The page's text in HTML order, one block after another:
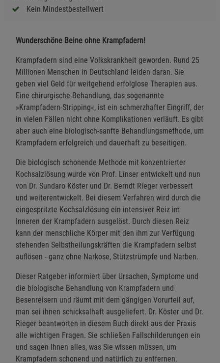
Kein Mindestbestellwert
Wunderschöne Beine ohne Krampfadern!
Krampfadern sind eine Volkskrankheit geworden. Rund 25
Millionen Menschen in Deutschland leiden daran. Sie
geben viel Geld für weitgehend erfolglose Therapien aus.
Eine chirurgische Behandlung, das sogenannte
»Krampfadern-Stripping«, ist ein schmerzhafter Eingriff, der
in vielen Fällen nicht ohne Komplikationen verläuft. Es gibt
aber auch eine biologisch-sanfte Behandlungsmethode, um
Krampfadern erfolgreich und dauerhaft zu beseitigen.
Die biologisch schonende Methode mit konzentrierter
Kochsalzlösung wurde von Prof. Linser entwickelt und nun
von Dr. Sundaro Köster und Dr. Berndt Rieger verbessert
und weiterentwickelt. Bei diesem Verfahren wird durch die
eingespritzte Kochsalzlösung ein intensiver Reiz im
Inneren der Krampfadern ausgelöst. Durch diesen Reiz
kann der menschliche Körper mit den ihm zur Verfügung
stehenden Selbstheilungskräften die Krampfadern selbst
auflösen - ganz ohne Narkose, Stützstrümpfe und Narben.
Dieser Ratgeber informiert über Ursachen, Symptome und
die biologische Behandlung von Krampfadern und
Besenreisern und räumt mit dem gängigen Vorurteil auf,
man sei ihnen schicksalhaft ausgeliefert. Dr. Köster und Dr.
Rieger beantworten in diesem Buch direkt aus der Praxis
alle wichtigen Fragen. Sie schließen Fallschilderungen ein
und sagen Ihnen alles, was Sie wissen müssen, um
Krampfadern schonend und natürlich zu entfernen.